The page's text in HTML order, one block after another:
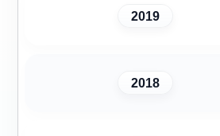
2019
2018